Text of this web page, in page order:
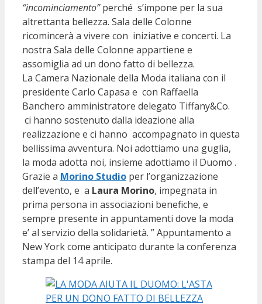
“incominciamento”perché s’impone per la sua
altrettanta bellezza. Sala delle Colonne
ricomincerà a vivere con iniziative e concerti. La
nostra Sala delle Colonne appartiene e
assomiglia ad un dono fatto di bellezza.
La Camera Nazionale della Moda italiana con il
presidente Carlo Capasa e con Raffaella
Banchero amministratore delegato Tiffany&Co.
ci hanno sostenuto dalla ideazione alla
realizzazione e ci hanno accompagnato in questa
bellissima avventura. Noi adottiamo una guglia,
la moda adotta noi, insieme adottiamo il Duomo .
Grazie a Morino Studio per l’organizzazione
dell’evento, e a Laura Morino, impegnata in
prima persona in associazioni benefiche, e
sempre presente in appuntamenti dove la moda
e’ al servizio della solidarietà. ” Appuntamento a
New York come anticipato durante la conferenza
stampa del 14 aprile.